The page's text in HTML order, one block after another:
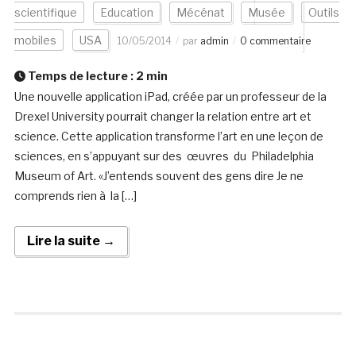
scientifique Education Mécénat Musée Outils
mobiles USA 10/05/2014 par admin 0 commentaire
Temps de lecture : 2 min
Une nouvelle application iPad, créée par un professeur de la
Drexel University pourrait changer la relation entre art et
science. Cette application transforme l’art en une leçon de
sciences, en s’appuyant sur des œuvres du Philadelphia
Museum of Art. «J’entends souvent des gens dire Je ne
comprends rien à la […]
Lire la suite →